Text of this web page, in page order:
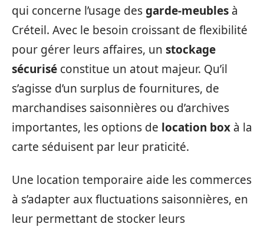
qui concerne l’usage desgarde-meubles à
Créteil. Avec le besoin croissant de flexibilité
pour gérer leurs affaires, un stockage
sécurisé constitue un atout majeur. Qu’il
s’agisse d’un surplus de fournitures, de
marchandises saisonnières ou d’archives
importantes, les options de location box à la
carte séduisent par leur praticité.
Une location temporaire aide les commerces
à s’adapter aux fluctuations saisonnières, en
leur permettant de stocker leurs